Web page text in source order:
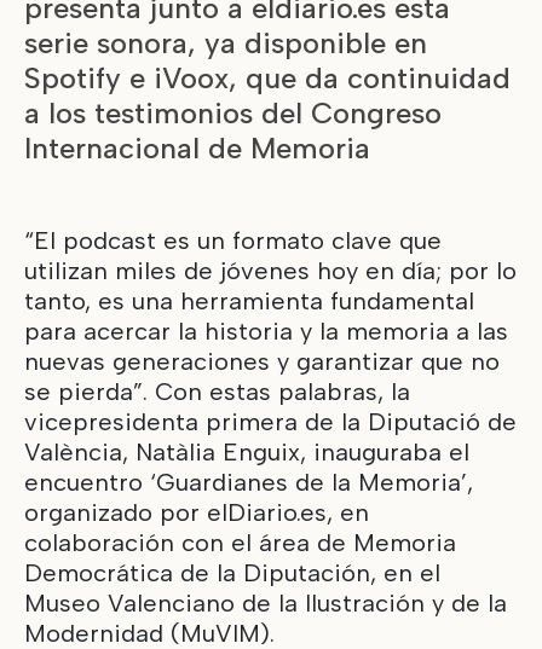
presenta junto a eldiario.es esta
serie sonora, ya disponible en
Spotify e iVoox, que da continuidad
a los testimonios del Congreso
Internacional de Memoria
“El podcast es un formato clave que
utilizan miles de jóvenes hoy en día; por lo
tanto, es una herramienta fundamental
para acercar la historia y la memoria a las
nuevas generaciones y garantizar que no
se pierda”. Con estas palabras, la
vicepresidenta primera de la Diputació de
València, Natàlia Enguix, inauguraba el
encuentro ‘Guardianes de la Memoria’,
organizado por elDiario.es, en
colaboración con el área de Memoria
Democrática de la Diputación, en el
Museo Valenciano de la Ilustración y de la
Modernidad (MuVIM).